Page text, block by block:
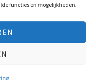
functies en mogelijkheden.